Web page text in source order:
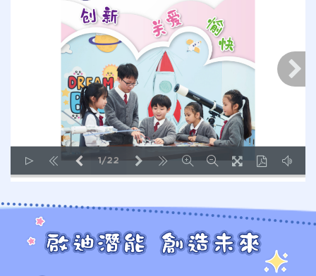
LOADING PAGES 13% ...
1/22